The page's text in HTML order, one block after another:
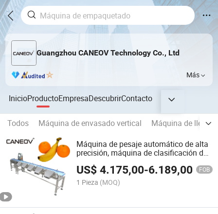
Guangzhou CANEOV Technology Co., Ltd
Más
InicioProductoEmpresaDescubrirContacto
Todos Máquina de envasado vertical
Máquina de
Máquina de pesaje automático de alta
precisión, máquina de clasificación de
US$4.175,00-6.189,00 FOB
1 Pieza (MOQ)